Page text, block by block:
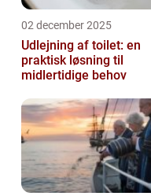
02 december 2025
Udlejning af toilet: en
praktisk løsning til
midlertidige behov